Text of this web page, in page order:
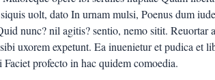
uolt, dato In urnam mulsi, Poenus dum
nunc? nil agitis? sentio, nemo sitit. Reuortar
uxorem expetunt. Ea inuenietur et pudica et
profecto in hac quidem comoedia.